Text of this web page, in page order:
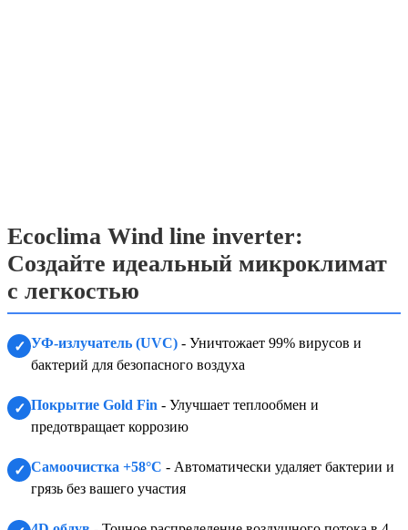
Ecoclima Wind line inverter:
Создайте идеальный микроклимат
с легкостью
✓ УФ-излучатель (UVC) - Уничтожает 99% вирусов и
бактерий для безопасного воздуха
✓ Покрытие Gold Fin - Улучшает теплообмен и
предотвращает коррозию
✓ Самоочистка +58°C - Автоматически удаляет бактерии и
грязь без вашего участия